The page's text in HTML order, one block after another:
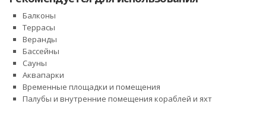
Балконы
Террасы
Веранды
Бассейны
Сауны
Аквапарки
Временные площадки и помещения
Палубы и внутренние помещения кораблей и яхт